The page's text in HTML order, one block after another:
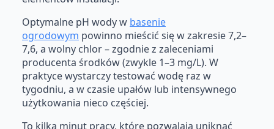
Optymalne pH wody w basenie
ogrodowym powinno mieścić się w zakresie 7,2–
7,6, a wolny chlor – zgodnie z zaleceniami
producenta środków (zwykle 1–3 mg/L). W
praktyce wystarczy testować wodę raz w
tygodniu, a w czasie upałów lub intensywnego
użytkowania nieco częściej.
To kilka minut pracy, które pozwalają uniknąć